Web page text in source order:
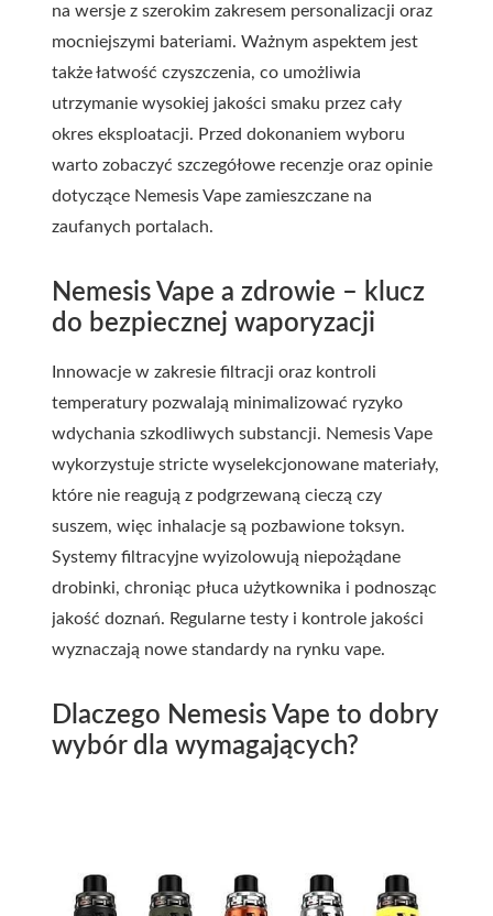
na wersje z szerokim zakresem personalizacji oraz
mocniejszymi bateriami. Ważnym aspektem jest
także łatwość czyszczenia, co umożliwia
utrzymanie wysokiej jakości smaku przez cały
okres eksploatacji. Przed dokonaniem wyboru
warto zobaczyć szczegółowe recenzje oraz opinie
dotyczące Nemesis Vape zamieszczane na
zaufanych portalach.
Nemesis Vape a zdrowie – klucz
do bezpiecznej waporyzacji
Innowacje w zakresie filtracji oraz kontroli
temperatury pozwalają minimalizować ryzyko
wdychania szkodliwych substancji. Nemesis Vape
wykorzystuje stricte wyselekcjonowane materiały,
które nie reagują z podgrzewaną cieczą czy
suszem, więc inhalacje są pozbawione toksyn.
Systemy filtracyjne wyizolowują niepożądane
drobinki, chroniąc płuca użytkownika i podnosząc
jakość doznań. Regularne testy i kontrole jakości
wyznaczają nowe standardy na rynku vape.
Dlaczego Nemesis Vape to dobry
wybór dla wymagających?